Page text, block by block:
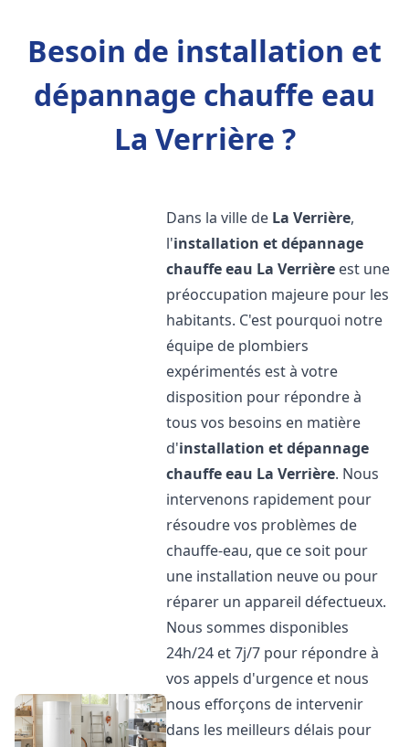
Besoin de installation et
dépannage chauffe eau
La Verrière ?
Dans la ville de La Verrière,
l'installation et dépannage
chauffe eau La Verrière est une
préoccupation majeure pour les
habitants. C'est pourquoi notre
équipe de plombiers
expérimentés est à votre
disposition pour répondre à
tous vos besoins en matière
d'installation et dépannage
chauffe eau La Verrière. Nous
intervenons rapidement pour
résoudre vos problèmes de
chauffe-eau, que ce soit pour
une installation neuve ou pour
réparer un appareil défectueux.
Nous sommes disponibles
24h/24 et 7j/7 pour répondre à
vos appels d'urgence et nous
nous efforçons de intervenir
dans les meilleurs délais pour